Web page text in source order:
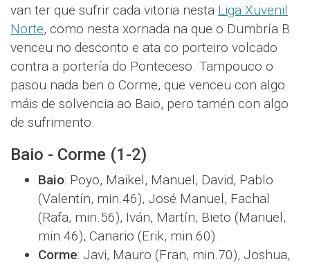
van ter que sufrir cada vitoria nesta Liga Xuvenil
Norte, como nesta xornada na que o Dumbría B
venceu no desconto e ata co porteiro volcado
contra a portería do Ponteceso. Tampouco o
pasou nada ben o Corme, que venceu con algo
máis de solvencia ao Baio, pero tamén con algo
de sufrimento.
Baio - Corme (1-2)
Baio: Poyo, Maikel, Manuel, David, Pablo
(Valentín, min.46), José Manuel, Fachal
(Rafa, min.56), Iván, Martín, Bieto (Manuel,
min.46), Canario (Erik, min.60).
Corme: Javi, Mauro (Fran, min.70), Joshua,